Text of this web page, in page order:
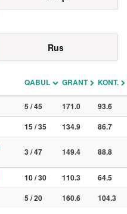
Rus
QABUL GRANT KONT.
5 / 45 171.0
93.6
15 / 35 134.9
86.7
3 / 47 149.4 88.8
10 / 30 110.3
64.5
5 / 20 160.6 104.3